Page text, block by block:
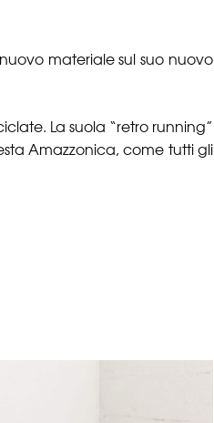
materiale sul suo nuovo
La suola “retro running”
Amazzonica, come tutti gli